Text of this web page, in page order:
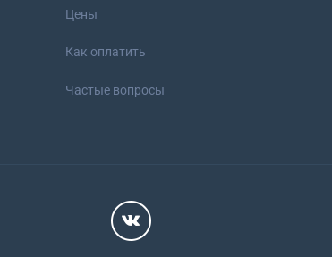
Цены
Как оплатить
Частые вопросы